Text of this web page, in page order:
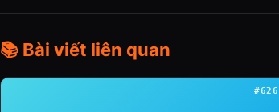
📚 Bài viết liên quan
#626